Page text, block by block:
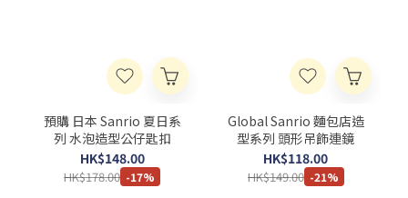
預購 日本 Sanrio 夏日系
列 水泡造型公仔匙扣
HK$148.00
HK$178.00 -17%
Global Sanrio 麵包店造
型系列 頭形吊飾連鏡
HK$118.00
HK$149.00 -21%